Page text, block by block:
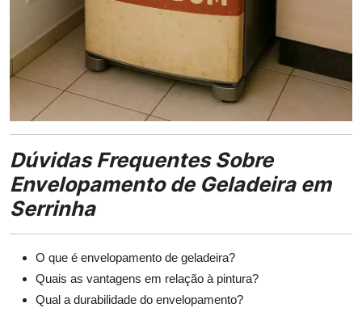
Dúvidas Frequentes Sobre
Envelopamento de Geladeira em
Serrinha
O que é envelopamento de geladeira?
Quais as vantagens em relação à pintura?
Qual a durabilidade do envelopamento?